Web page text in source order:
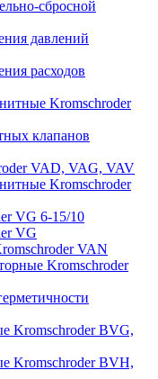
сбросной
давлений
расходов
Kromschroder
клапанов
VAD, VAG, VAV
Kromschroder
VG 6-15/10
VG
VAN
Kromschroder
Kromschroder BVG,
Kromschroder BVH,